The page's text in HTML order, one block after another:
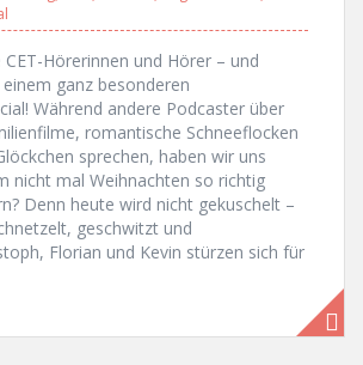
Hörerinnen und Hörer – und
ganz besonderen
Während andere Podcaster über
romantische Schneeflocken
sprechen, haben wir uns
nicht mal Weihnachten so richtig
Denn heute wird nicht gekuschelt –
geschwitzt und
Florian und Kevin stürzen sich für